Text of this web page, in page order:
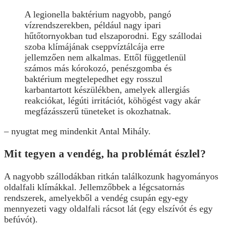
A legionella baktérium nagyobb, pangó
vízrendszerekben, például nagy ipari
hűtőtornyokban tud elszaporodni. Egy szállodai
szoba klímájának cseppvíztálcája erre
jellemzően nem alkalmas. Ettől függetlenül
számos más kórokozó, penészgomba és
baktérium megtelepedhet egy rosszul
karbantartott készülékben, amelyek allergiás
reakciókat, légúti irritációt, köhögést vagy akár
megfázásszerű tüneteket is okozhatnak.
– nyugtat meg mindenkit Antal Mihály.
Mit tegyen a vendég, ha problémát észlel?
A nagyobb szállodákban ritkán találkozunk hagyományos
oldalfali klímákkal. Jellemzőbbek a légcsatornás
rendszerek, amelyekből a vendég csupán egy-egy
mennyezeti vagy oldalfali rácsot lát (egy elszívót és egy
befúvót).